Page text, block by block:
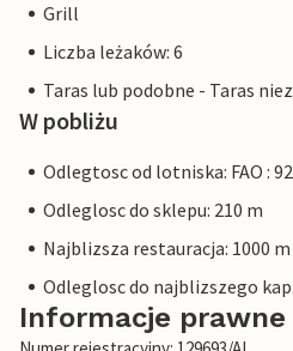
Grill
Liczba leżaków: 6
Taras lub podobne - Taras
W pobliżu
Odlegtosc od lotniska: FAO :
Odleglosc do sklepu: 210 m
Najblizsza restauracja: 1000 m
Odleglosc do najblizszego
Informacje prawne